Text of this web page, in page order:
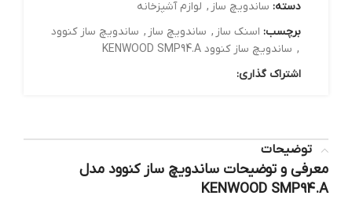
دسته: ساندویچ ساز , لوازم آشپزخانه
برچسب: اسنک ساز , ساندویچ ساز , ساندویچ ساز کنوود
, ساندویچ ساز کنوود KENWOOD SMP94.A
اشتراک گذاری:
توضیحات
معرفی و توضیحات ساندویچ ساز کنوود مدل
KENWOOD SMP94.A